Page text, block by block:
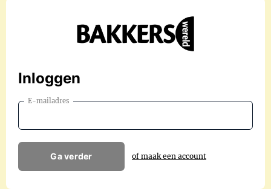
Inloggen
E-mailadres
Ga verder of maak een account